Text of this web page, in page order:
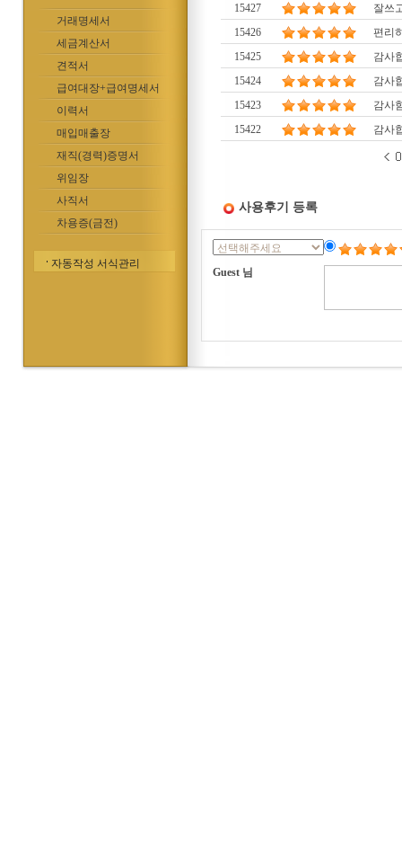
거래명세서
세금계산서
견적서
급여대장+급여명세서
이력서
매입매출장
재직(경력)증명서
위임장
사직서
차용증(금전)
자동작성 서식관리
15427
잘쓰
15426
편리
15425
감사
15424
감사
15423
감사
15422
감사
사용후기 등록
Guest 님